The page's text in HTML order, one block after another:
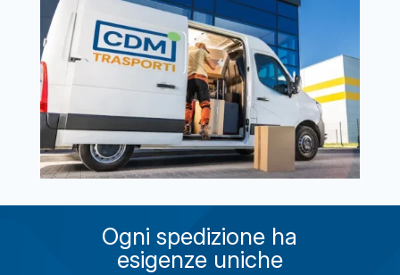
Ogni spedizione ha
esigenze uniche